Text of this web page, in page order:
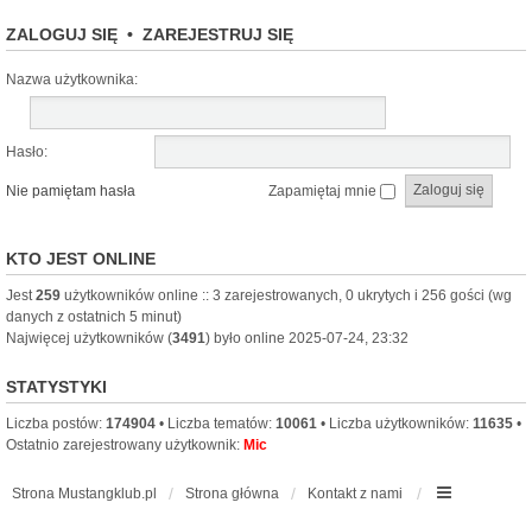
ZALOGUJ SIĘ • ZAREJESTRUJ SIĘ
Nazwa użytkownika:
Hasło:
Nie pamiętam hasła Zapamiętaj mnie
KTO JEST ONLINE
Jest259 użytkowników online :: 3 zarejestrowanych, 0 ukrytych i 256 gości (wg
danych z ostatnich 5 minut)
Najwięcej użytkowników (3491) było online 2025-07-24, 23:32
STATYSTYKI
Liczba postów: 174904 • Liczba tematów: 10061 • Liczba użytkowników: 11635 •
Ostatnio zarejestrowany użytkownik: Mic
Strona Mustangklub.pl Strona główna Kontakt z nami